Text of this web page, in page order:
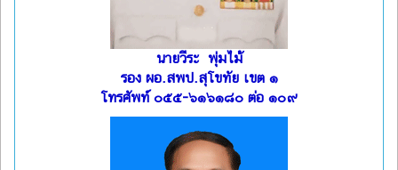
นายวีระ พุ่มไม้
รอง ผอ.สพป.สุโขทัย เขต ๑
โทรศัพท์ ๐๕๕-๖๑๖๑๘๐ ต่อ ๑๐๙